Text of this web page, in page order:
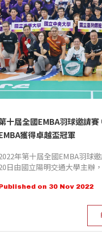
十屆全國EMBA羽球邀請賽
獲得卓越盃冠軍
年第十屆全國EMBA羽球
日由國立陽明交通大學主辦
EMBA校友會羽球社獲得「卓
on 30 Nov 2022